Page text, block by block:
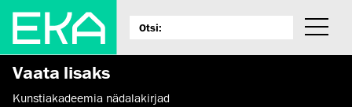
Vaata lisaks
Kunstiakadeemia nädalakirjad